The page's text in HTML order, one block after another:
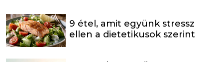
9 étel, amit együnk stressz
ellen a dietetikusok szerint